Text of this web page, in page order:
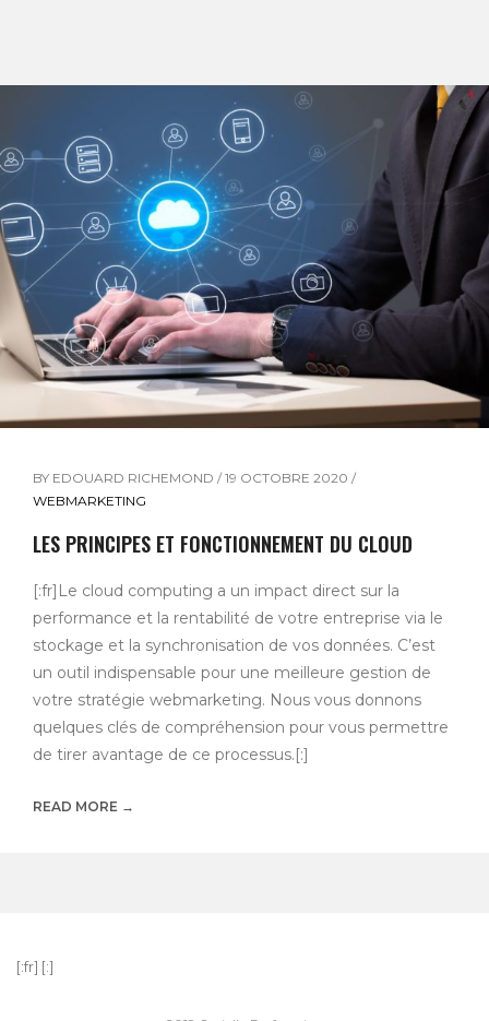
BY EDOUARD RICHEMOND / 19 OCTOBRE 2020 /
WEBMARKETING
LES PRINCIPES ET FONCTIONNEMENT DU CLOUD
[:fr]Le cloud computing a un impact direct sur la
performance et la rentabilité de votre entreprise via le
stockage et la synchronisation de vos données. C’est
un outil indispensable pour une meilleure gestion de
votre stratégie webmarketing. Nous vous donnons
quelques clés de compréhension pour vous permettre
de tirer avantage de ce processus.[:]
READ MORE →
[:fr] [:]